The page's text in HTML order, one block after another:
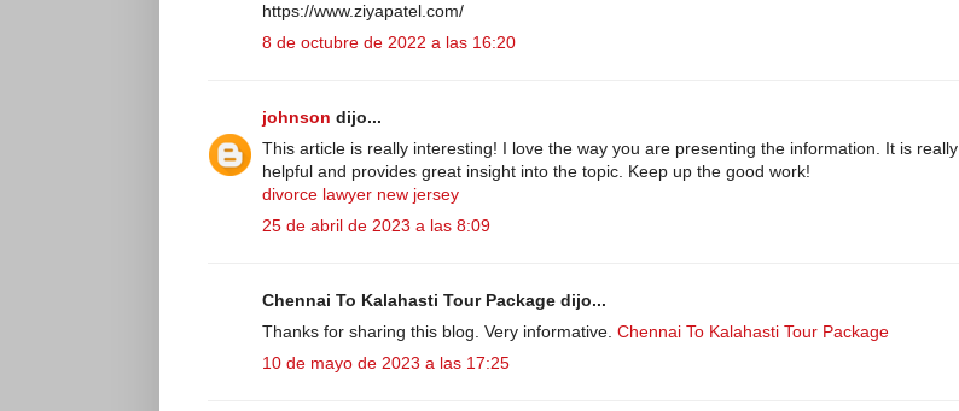
https://www.ziyapatel.com/
8 de octubre de 2022 a las 16:20
johnson dijo...
This article is really interesting! I love the way you are presenting the information. It is really
helpful and provides great insight into the topic. Keep up the good work!
divorce lawyer new jersey
25 de abril de 2023 a las 8:09
Chennai To Kalahasti Tour Package dijo...
Thanks for sharing this blog. Very informative. Chennai To Kalahasti Tour Package
10 de mayo de 2023 a las 17:25